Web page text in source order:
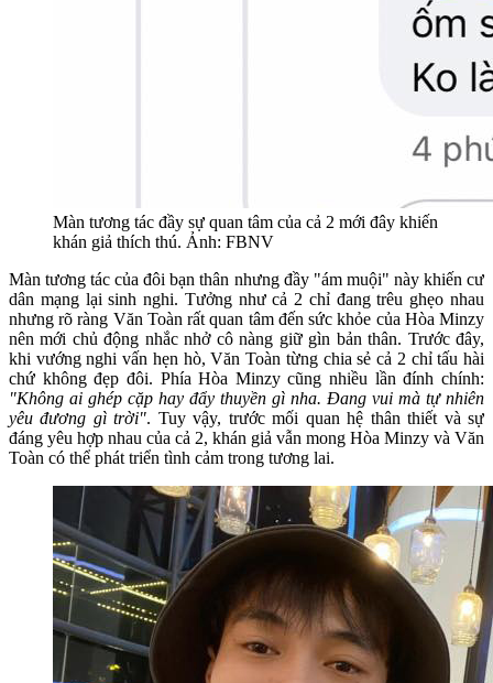
Màn tương tác đầy sự quan tâm của cả 2 mới đây khiến
khán giả thích thú. Ảnh: FBNV
Màn tương tác của đôi bạn thân nhưng đầy "ám muội" này khiến cư
dân mạng lại sinh nghi. Tưởng như cả 2 chỉ đang trêu ghẹo nhau
nhưng rõ ràng Văn Toàn rất quan tâm đến sức khỏe của Hòa Minzy
nên mới chủ động nhắc nhở cô nàng giữ gìn bản thân. Trước đây,
khi vướng nghi vấn hẹn hò, Văn Toàn từng chia sẻ cả 2 chỉ tấu hài
chứ không đẹp đôi. Phía Hòa Minzy cũng nhiều lần đính chính:
"Không ai ghép cặp hay đẩy thuyền gì nha. Đang vui mà tự nhiên
yêu đương gì trời". Tuy vậy, trước mối quan hệ thân thiết và sự
đáng yêu hợp nhau của cả 2, khán giả vẫn mong Hòa Minzy và Văn
Toàn có thể phát triển tình cảm trong tương lai.